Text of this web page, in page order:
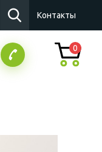
Контакты
0